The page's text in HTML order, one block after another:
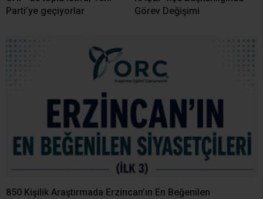
Parti’ye geçiyorlar
Görev Değişimi
850 Kişilik Araştırmada Erzincan’ın En Beğenilen